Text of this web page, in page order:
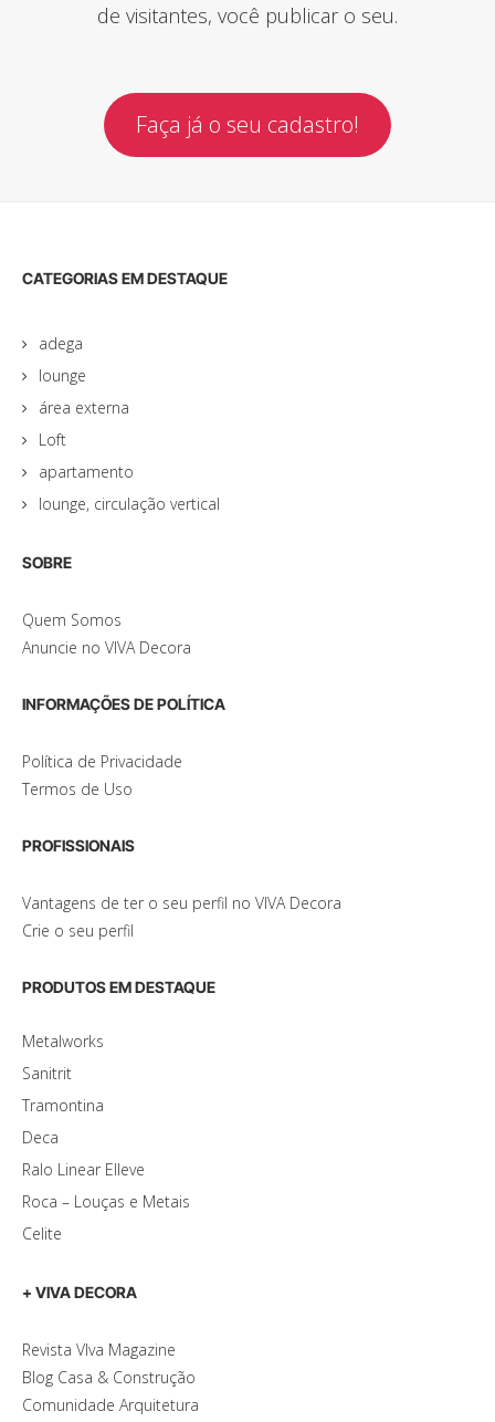
de visitantes, você publicar o seu.
Faça já o seu cadastro!
CATEGORIAS EM DESTAQUE
adega
lounge
área externa
Loft
apartamento
lounge, circulação vertical
SOBRE
Quem Somos
Anuncie no VIVA Decora
INFORMAÇÕES DE POLÍTICA
Política de Privacidade
Termos de Uso
PROFISSIONAIS
Vantagens de ter o seu perfil no VIVA Decora
Crie o seu perfil
PRODUTOS EM DESTAQUE
Metalworks
Sanitrit
Tramontina
Deca
Ralo Linear Elleve
Roca – Louças e Metais
Celite
+ VIVA DECORA
Revista VIva Magazine
Blog Casa & Construção
Comunidade Arquitetura